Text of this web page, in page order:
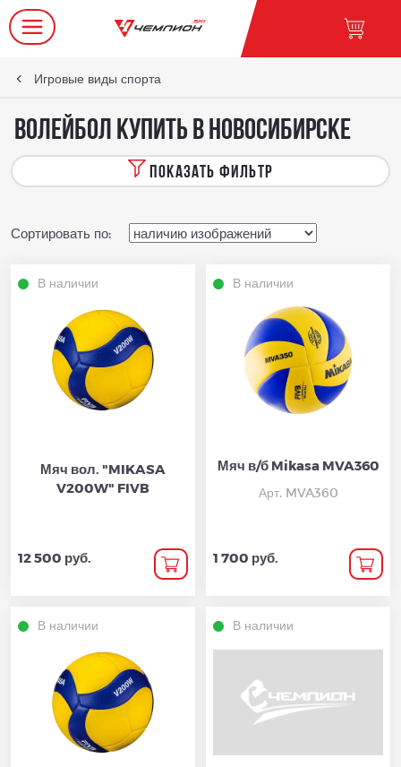
Игровые виды спорта
Волейбол купить в Новосибирске
ПОКАЗАТЬ ФИЛЬТР
Сортировать по:
В наличии
Мяч вол. "MIKASA
V200W" FIVB
12 500 руб.
В наличии
Мяч в/б Mikasa MVA360
Арт. MVA360
1 700 руб.
В наличии В наличии